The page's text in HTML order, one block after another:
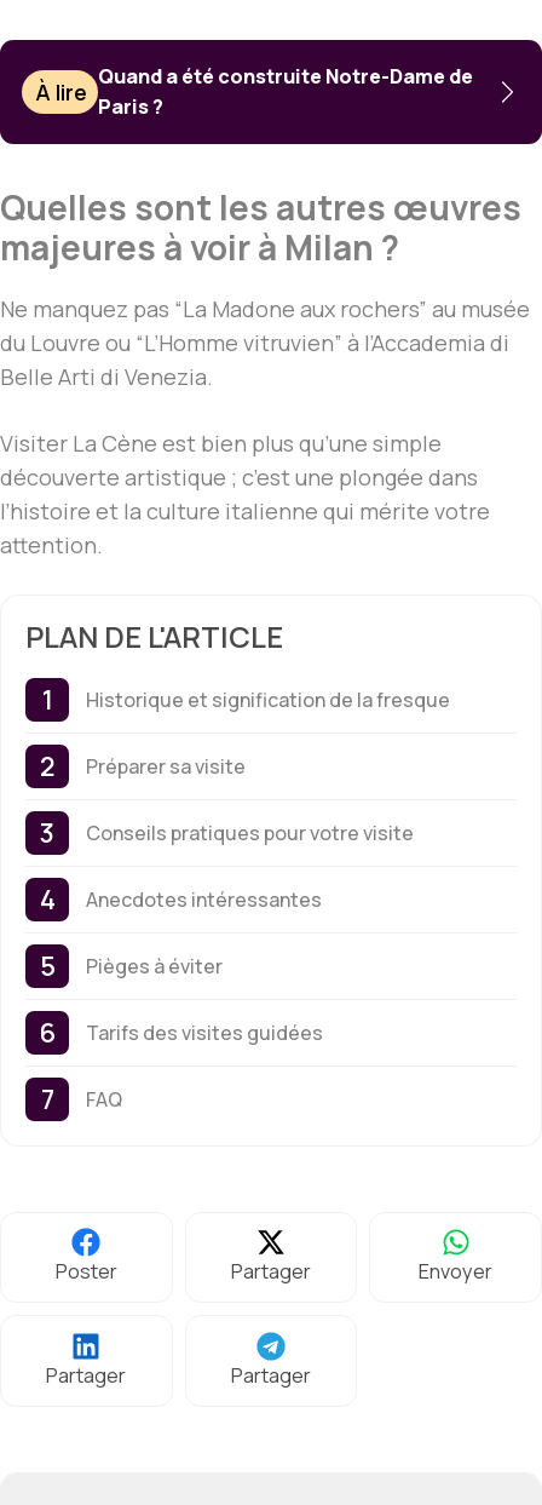
À lire
Quand a été construite Notre-Dame de
Paris ?
Quelles sont les autres œuvres
majeures à voir à Milan ?
Ne manquez pas “La Madone aux rochers” au musée
du Louvre ou “L’Homme vitruvien” à l’Accademia di
Belle Arti di Venezia.
Visiter La Cène est bien plus qu’une simple
découverte artistique ; c’est une plongée dans
l’histoire et la culture italienne qui mérite votre
attention.
PLAN DE L'ARTICLE
Historique et signification de la fresque
Préparer sa visite
Conseils pratiques pour votre visite
Anecdotes intéressantes
Pièges à éviter
Tarifs des visites guidées
FAQ
Poster Partager Envoyer
Partager Partager